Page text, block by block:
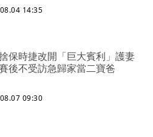
14:35
保時捷改開「巨大賓利」護妻
不受訪急歸家當二寶爸
09:30